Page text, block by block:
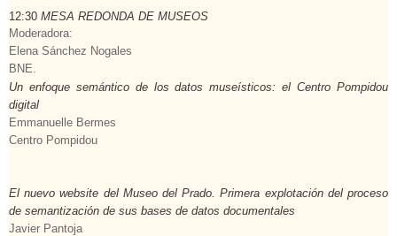
12:30 MESA REDONDA DE MUSEOS
Moderadora:
Elena Sánchez Nogales
BNE.
Un enfoque semántico de los datos museísticos: el Centro Pompidou
digital
Emmanuelle Bermes
Centro Pompidou
El nuevo website del Museo del Prado. Primera explotación del proceso
de semantización de sus bases de datos documentales
Javier Pantoja